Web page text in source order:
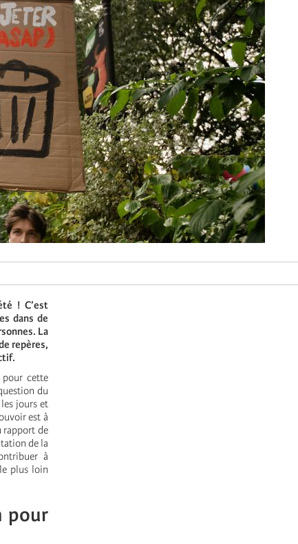
! C’est
dans de
La
repères,
pour cette
du
jours et
est à
rapport de
de la
à
plus loin
pour